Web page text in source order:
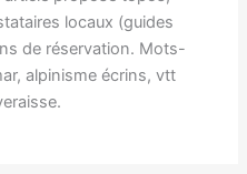
locaux (guides
de réservation. Mots-
alpinisme écrins, vtt